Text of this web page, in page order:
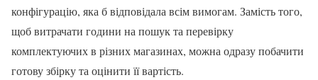
конфігурацію, яка б відповідала всім вимогам. Замість того,
щоб витрачати години на пошук та перевірку
комплектуючих в різних магазинах, можна одразу побачити
готову збірку та оцінити її вартість.